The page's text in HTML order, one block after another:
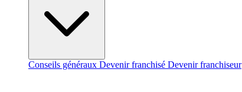
Conseils généraux Devenir franchisé Devenir franchiseur